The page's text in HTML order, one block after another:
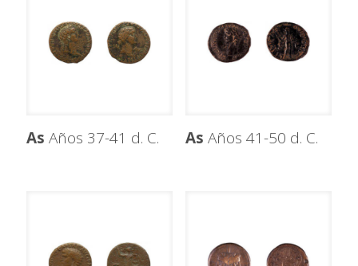
As Años 37-41 d. C. As Años 41-50 d. C.